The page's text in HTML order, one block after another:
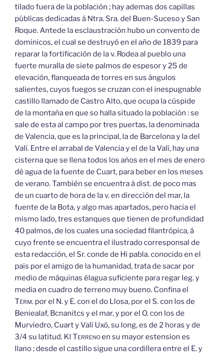
tilado fuera de la población ; hay ademas dos capillas
públicas dedicadas á Ntra. Sra. del Buen-Suceso y San
Roque. Antede la esclaustración hubo un convento de
dominicos, el cual se destruyó en el año de 1839 para
reparar la fortificación de la v. Rodea al pueblo una
fuerte muralla de siete palmos de espesor y 25 de
elevación, flanqueada de torres en sus ángulos
salientes, cuyos fuegos se cruzan con el inespugnable
castillo llamado de Castro Alto, que ocupa la cúspide
de la montaña en que so halla situado la población : se
sale de esta al campo por tres puertas, la denominada
de Valencia, que es la principal, la de Barcelona y la del
Valí. Entre el arrabal de Valencia y el de la Valí, hay una
cisterna que se llena todos los años en el mes de enero
dé agua de la fuente de Cuart, para beber en los meses
de verano. También se encuentra á dist. de poco mas
de un cuarto de hora de la v. en dirección del mar, la
fuente de la Bota, y algo mas apartados, pero hacia el
mismo lado, tres estanques que tienen de profundidad
40 palmos, de los cuales una sociedad filantrópica, á
cuyo frente se encuentra el ilustrado corresponsal de
esta redacción, el Sr. conde de Hi pabla. conocido en el
pais por el amigo de la humanidad, trata de sacar por
medio de máquinas élagua suficiente para regar leg. y
media en cuadro de terreno muy bueno. Confina el
Térm. por el N. y E. con el do Llosa, por el S. con los de
Beniealaf, Bcnanitcs y el mar, y por el O. con los de
Murviedro, Cuart y Valí Uxó, su long, es de 2 horas y de
3/4 su latitud. Kl Terrenoen su mayor estension es
llano ; desde el castillo sigue una cordillera entre el E. y